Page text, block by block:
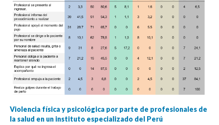
Violencia física y psicológica por parte de profesionales de
la salud en un instituto especializado del Perú